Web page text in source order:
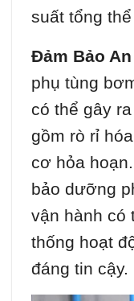
suất tổng
Đảm Bảo An
phụ tùng
có thể gây
gồm rò rỉ
cơ hỏa
bảo dưỡng
vận hành có
thống hoạt
đáng tin cậy.